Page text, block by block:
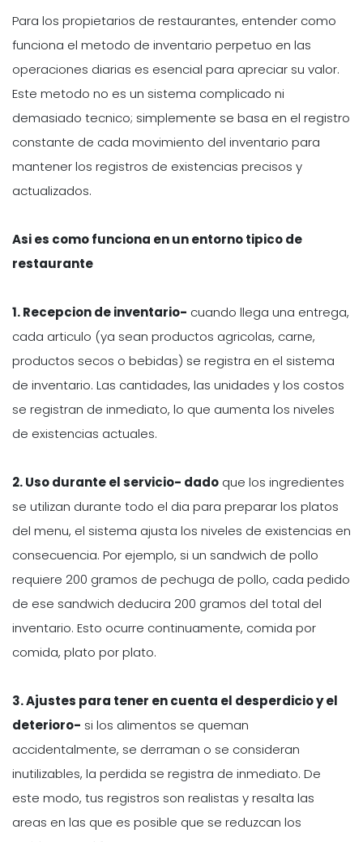
Para los propietarios de restaurantes, entender como
funciona el metodo de inventario perpetuo en las
operaciones diarias es esencial para apreciar su valor.
Este metodo no es un sistema complicado ni
demasiado tecnico; simplemente se basa en el registro
constante de cada movimiento del inventario para
mantener los registros de existencias precisos y
actualizados.
Asi es como funciona en un entorno tipico de
restaurante
1. Recepcion de inventario- cuando llega una entrega,
cada articulo (ya sean productos agricolas, carne,
productos secos o bebidas) se registra en el sistema
de inventario. Las cantidades, las unidades y los costos
se registran de inmediato, lo que aumenta los niveles
de existencias actuales.
2. Uso durante el servicio- dado que los ingredientes
se utilizan durante todo el dia para preparar los platos
del menu, el sistema ajusta los niveles de existencias en
consecuencia. Por ejemplo, si un sandwich de pollo
requiere 200 gramos de pechuga de pollo, cada pedido
de ese sandwich deducira 200 gramos del total del
inventario. Esto ocurre continuamente, comida por
comida, plato por plato.
3. Ajustes para tener en cuenta el desperdicio y el
deterioro- si los alimentos se queman
accidentalmente, se derraman o se consideran
inutilizables, la perdida se registra de inmediato. De
este modo, tus registros son realistas y resalta las
areas en las que es posible que se reduzcan los